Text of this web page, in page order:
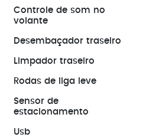
Controle de som no
volante
Desembaçador traseiro
Limpador traseiro
Rodas de liga leve
Sensor de
estacionamento
Usb